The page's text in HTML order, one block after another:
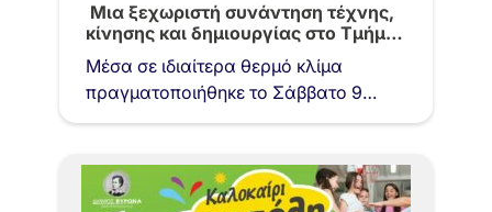
Μια ξεχωριστή συνάντηση τέχνης,
κίνησης και δημιουργίας στο Τμήμα
Μελέτης…
Μέσα σε ιδιαίτερα θερμό κλίμα
πραγματοποιήθηκε το Σάββατο 9
Μαΐου η ανοιχτή παρουσίαση του